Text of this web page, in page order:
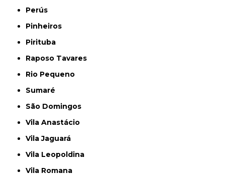
Perús
Pinheiros
Pirituba
Raposo Tavares
Rio Pequeno
Sumaré
São Domingos
Vila Anastácio
Vila Jaguará
Vila Leopoldina
Vila Romana